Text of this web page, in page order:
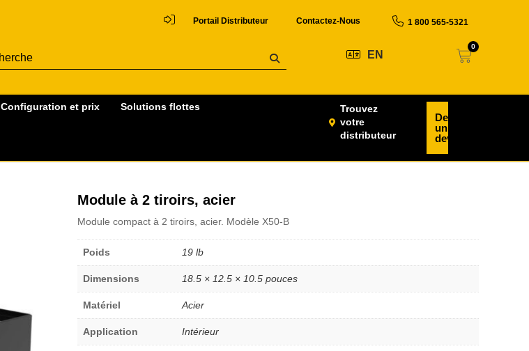
Portail Distributeur Contactez-Nous 1 800 565-5321
EN
0
Configuration et prix Solutions flottes
Trouvez
votre
distributeur
Demander
un
devis
Module à 2 tiroirs, acier
Module compact à 2 tiroirs, acier. Modèle X50-B
Poids 19 lb
Dimensions 18.5 × 12.5 × 10.5 pouces
Matériel Acier
Application Intérieur